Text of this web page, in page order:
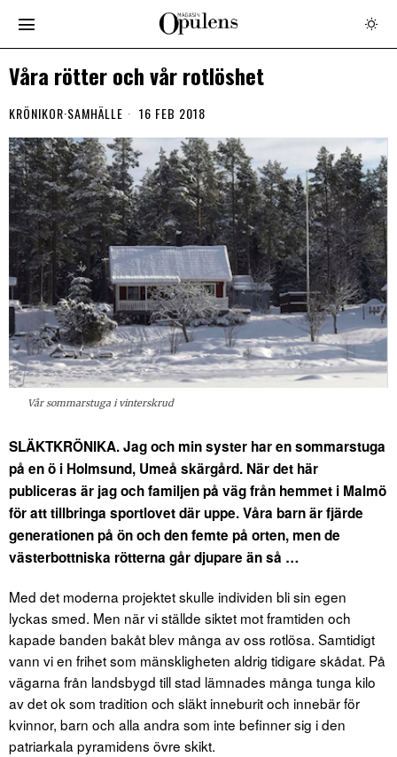
Våra rötter och vår rotlöshet
KRÖNIKOR·SAMHÄLLE 16 FEB 2018
Vår sommarstuga i vinterskrud
SLÄKTKRÖNIKA. Jag och min syster har en sommarstuga
på en ö i Holmsund, Umeå skärgård. När det här
publiceras är jag och familjen på väg från hemmet i Malmö
för att tillbringa sportlovet där uppe. Våra barn är fjärde
generationen på ön och den femte på orten, men de
västerbottniska rötterna går djupare än så …
Med det moderna projektet skulle individen bli sin egen
lyckas smed. Men när vi ställde siktet mot framtiden och
kapade banden bakåt blev många av oss rotlösa. Samtidigt
vann vi en frihet som mänskligheten aldrig tidigare skådat. På
vägarna från landsbygd till stad lämnades många tunga kilo
av det ok som tradition och släkt inneburit och innebär för
kvinnor, barn och alla andra som inte befinner sig i den
patriarkala pyramidens övre skikt.